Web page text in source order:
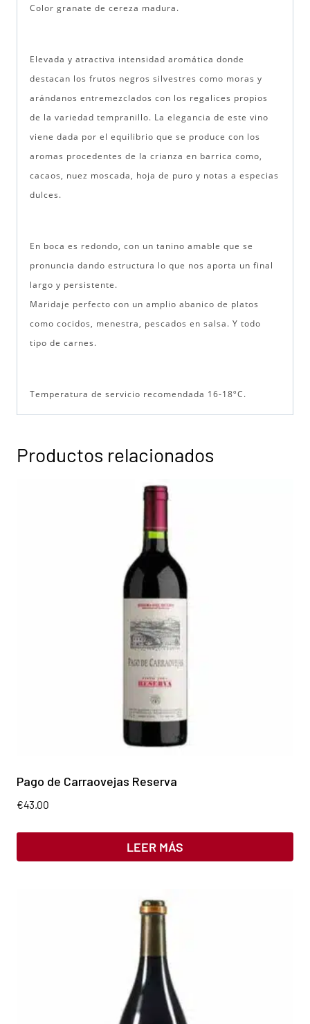
Color granate de cereza madura.
Elevada y atractiva intensidad aromática donde
destacan los frutos negros silvestres como moras y
arándanos entremezclados con los regalices propios
de la variedad tempranillo. La elegancia de este vino
viene dada por el equilibrio que se produce con los
aromas procedentes de la crianza en barrica como,
cacaos, nuez moscada, hoja de puro y notas a especias
dulces.
En boca es redondo, con un tanino amable que se
pronuncia dando estructura lo que nos aporta un final
largo y persistente.
Maridaje perfecto con un amplio abanico de platos
como cocidos, menestra, pescados en salsa. Y todo
tipo de carnes.
Temperatura de servicio recomendada 16-18ºC.
Productos relacionados
Pago de Carraovejas Reserva
€43.00
LEER MÁS